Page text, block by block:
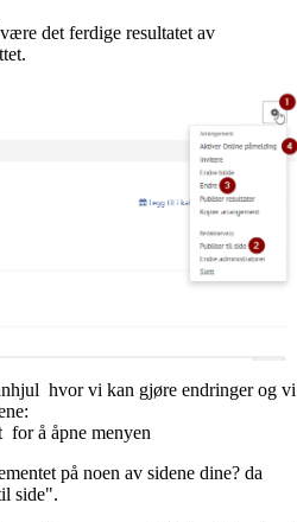
det ferdige resultatet av
hvor vi kan gjøre endringer og vi
å åpne menyen
på noen av sidene dine? da
side".